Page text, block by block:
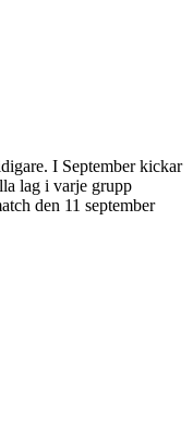
I September kickar
lag i varje grupp
den 11 september